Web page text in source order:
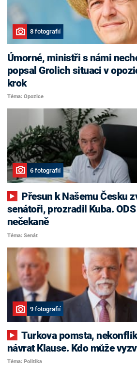
8 fotografií
Úmorné, ministři s námi
popsal Grolich situaci v
krok
Téma: Opozice
6 fotografií
senátoři, prozradil Kuba.
nečekaně
Téma: Senát
9 fotografií
Turkova pomsta, nekonfliktní Havlíček i
návrat Klause. Kdo může
Téma: Politika